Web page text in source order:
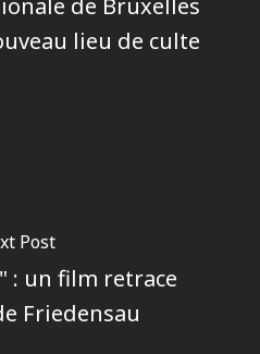
lieu de culte
Post
: un film retrace
Friedensau